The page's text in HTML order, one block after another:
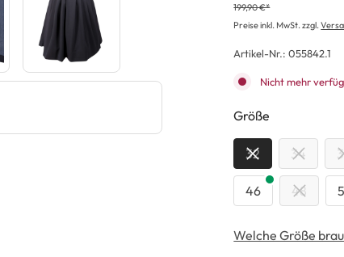
199,90 €*
Preise inkl. MwSt. zzgl.
Artikel-Nr.:055842.1
Nicht mehr
Größe
32 34
46 48
Welche Größe